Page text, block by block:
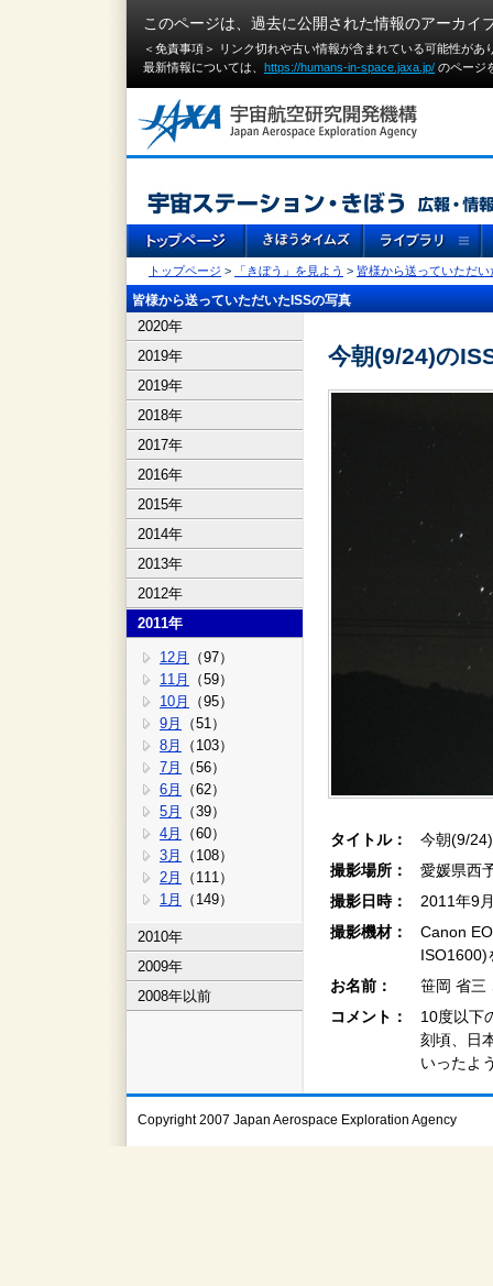
このページは、過去に公開された情報のアーカイ
＜免責事項＞ リンク切れや古い情報が含まれている可能性が
最新情報については、 https://humans-in-space.jaxa.jp/ のページ
トップページ > 「きぼう」を見よう > 皆様から送っていただい
皆様から送っていただいたISSの写真
2020年
2019年
2019年
2018年
2017年
2016年
2015年
2014年
2013年
2012年
2011年
12月
（97）
11月
（59）
10月
（95）
9月
（51）
8月
（103）
7月
（56）
6月
（62）
5月
（39）
4月
（60）
3月
（108）
2月
（111）
1月
（149）
2010年
2009年
2008年以前
今朝(9/24)の
タイトル：
今朝(9/
撮影場所：
愛媛県西
撮影日時：
2011年9
撮影機材：
Canon
ISO1600)
お名前：
笹岡 省三
コメント：
10度以下
刻頃、日
いったよ
Copyright 2007 Japan Aerospace Exploration Agency